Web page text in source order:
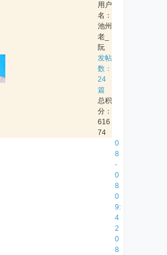
用户
名：
池州
老_
阮
发帖
数：
24
篇
总积
分：
616
74
0
8
-
0
8
0
9:
4
2
y
u
c
o
n
g
a
n
0
8
2
2